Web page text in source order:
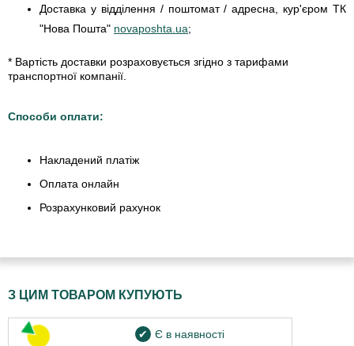
Доставка у відділення / поштомат / адресна, кур'єром ТК
"Нова Пошта" novaposhta.ua;
* Вартість доставки розраховується згідно з тарифами
транспортної компанії.
Способи оплати:
Накладений платіж
Оплата онлайн
Розрахунковий рахунок
З ЦИМ ТОВАРОМ КУПУЮТЬ
Є в наявності